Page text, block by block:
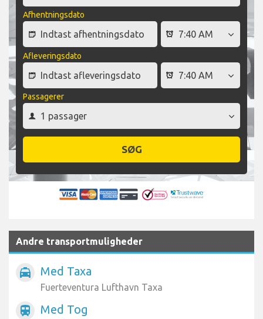
Afhentningsdato
Afleveringsdato
Passagerer
SØG
Andre transportmuligheder
local_taxi Med Taxa
Fuerteventura Lufthavn Taxa
train Med Tog